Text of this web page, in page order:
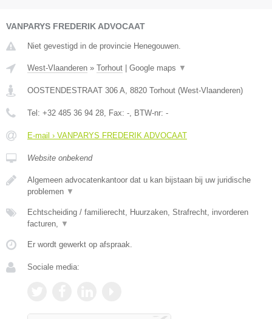
VANPARYS FREDERIK ADVOCAAT
Niet gevestigd in de provincie Henegouwen.
West-Vlaanderen » Torhout Google maps ▼
OOSTENDESTRAAT 306 A, 8820 Torhout (West-Vlaanderen)
Tel: +32 485 36 94 28, Fax: -, BTW-nr: -
E-mail › VANPARYS FREDERIK ADVOCAAT
Website onbekend
Algemeen advocatenkantoor dat u kan bijstaan bij uw juridische
problemen ▼
Echtscheiding / familierecht, Huurzaken, Strafrecht, invorderen
facturen, ▼
Er wordt gewerkt op afspraak.
Sociale media: